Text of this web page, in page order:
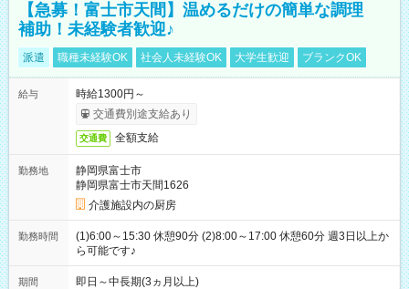
【急募！富士市天間】温めるだけの簡単な調理
補助！未経験者歓迎♪
派遣 職種未経験OK 社会人未経験OK 大学生歓迎 ブランクOK
給与
時給1300円～
交通費別途支給あり
交通費 全額支給
勤務地
静岡県富士市
静岡県富士市天間1626
介護施設内の厨房
勤務時間
(1)6:00～15:30 休憩90分 (2)8:00～17:00 休憩60分 週3日以上か
ら可能です♪
期間 即日～中長期(3ヵ月以上)